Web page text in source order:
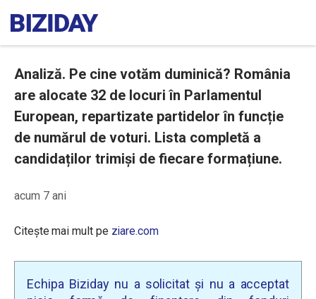
Analiză. Pe cine votăm duminică? România
are alocate 32 de locuri în Parlamentul
European, repartizate partidelor în funcție
de numărul de voturi. Lista completă a
candidaților trimiși de fiecare formațiune.
acum 7 ani
Citește mai mult pe ziare.com
Echipa Biziday nu a solicitat și nu a acceptat